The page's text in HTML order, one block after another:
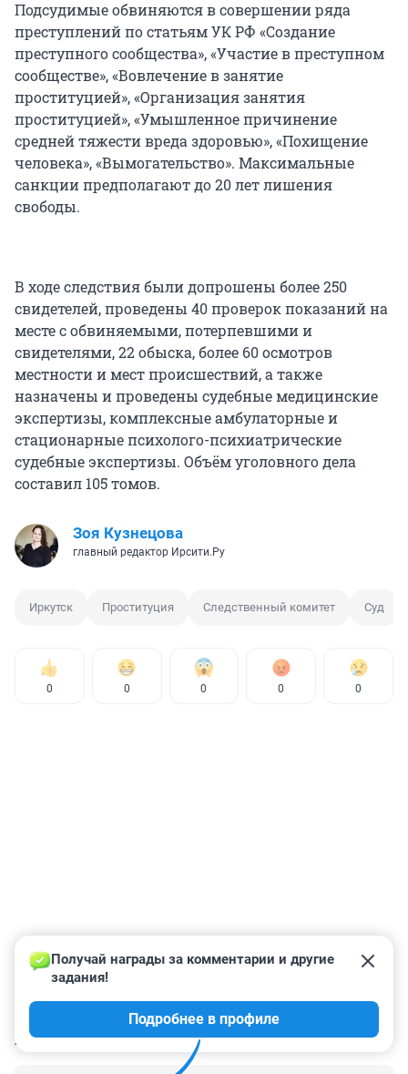
Подсудимые обвиняются в совершении ряда
преступлений по статьям УК РФ «Создание
преступного сообщества», «Участие в преступном
сообществе», «Вовлечение в занятие
проституцией», «Организация занятия
проституцией», «Умышленное причинение
средней тяжести вреда здоровью», «Похищение
человека», «Вымогательство». Максимальные
санкции предполагают до 20 лет лишения
свободы.
В ходе следствия были допрошены более 250
свидетелей, проведены 40 проверок показаний на
месте с обвиняемыми, потерпевшими и
свидетелями, 22 обыска, более 60 осмотров
местности и мест происшествий, а также
назначены и проведены судебные медицинские
экспертизы, комплексные амбулаторные и
стационарные психолого-психиатрические
судебные экспертизы. Объём уголовного дела
составил 105 томов.
Зоя Кузнецова
главный редактор Ирсити.Ру
Иркутск Проституция Следственный комитет Суд
0 0 0 0 0
КОММЕНТАРИИ 1
Получай награды за комментарии и другие
задания!
Подробнее в профиле